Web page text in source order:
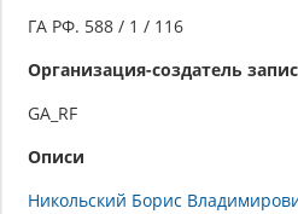
ГА РФ. 588 / 1 / 116
Организация-создатель
GA_RF
Описи
Никольский Борис